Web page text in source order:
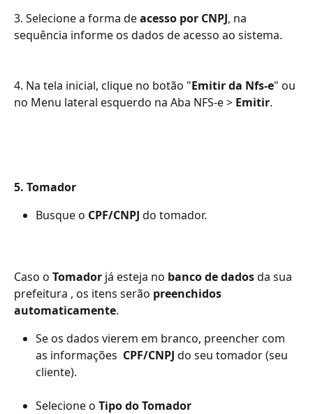
3. Selecione a forma de acesso por CNPJ, na
sequência informe os dados de acesso ao sistema.
4. Na tela inicial, clique no botão "Emitir da Nfs-e" ou
no Menu lateral esquerdo na Aba NFS-e > Emitir.
5. Tomador
Busque o CPF/CNPJ do tomador.
Caso o Tomador já esteja no banco de dados da sua
prefeitura , os itens serão preenchidos
automaticamente.
Se os dados vierem em branco, preencher com
as informações CPF/CNPJ do seu tomador (seu
cliente).
Selecione o Tipo do Tomador